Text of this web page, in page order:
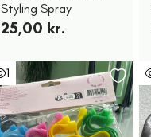
Styling Spray
25,00 kr.
1